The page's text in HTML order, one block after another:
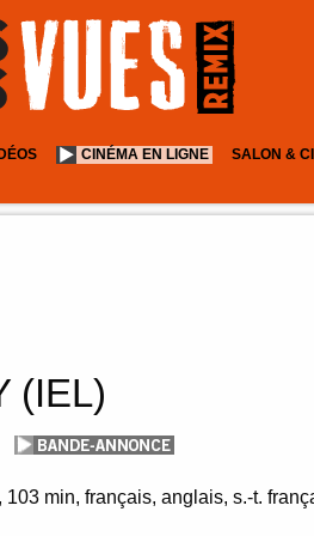
CINÉMA EN LIGNE SALON &
(IEL)
103 min français, anglais, s.-t.